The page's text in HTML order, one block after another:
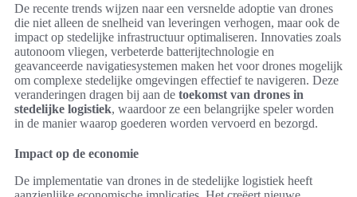
De recente trends wijzen naar een versnelde adoptie van drones
die niet alleen de snelheid van leveringen verhogen, maar ook de
impact op stedelijke infrastructuur optimaliseren. Innovaties zoals
autonoom vliegen, verbeterde batterijtechnologie en
geavanceerde navigatiesystemen maken het voor drones mogelijk
om complexe stedelijke omgevingen effectief te navigeren. Deze
veranderingen dragen bij aan de toekomst van drones in
stedelijke logistiek, waardoor ze een belangrijke speler worden
in de manier waarop goederen worden vervoerd en bezorgd.
Impact op de economie
De implementatie van drones in de stedelijke logistiek heeft